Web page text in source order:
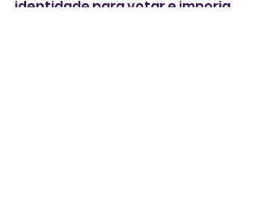
identidade para votar e imporia